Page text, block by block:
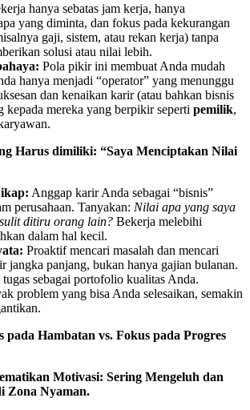
hanya sebatas jam kerja, hanya
yang diminta, dan fokus pada kekurangan
gaji, sistem, atau rekan kerja) tanpa
solusi atau nilai lebih.
Pola pikir ini membuat Anda mudah
hanya menjadi “operator” yang menunggu
dan kenaikan karir (atau bahkan bisnis
kepada mereka yang berpikir seperti pemilik,
Harus dimiliki: “Saya Menciptakan Nilai
Anggap karir Anda sebagai “bisnis”
perusahaan. Tanyakan: Nilai apa yang saya
ditiru orang lain? Bekerja melebihi
dalam hal kecil.
Proaktif mencari masalah dan mencari
jangka panjang, bukan hanya gajian bulanan.
tugas sebagai portofolio kualitas Anda.
problem yang bisa Anda selesaikan, semakin
pada Hambatan vs. Fokus pada Progres
Motivasi: Sering Mengeluh dan
Zona Nyaman.